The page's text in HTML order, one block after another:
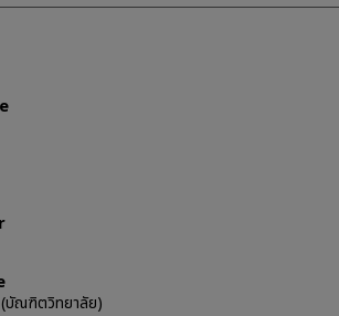
บัณฑิตวิทยาลัย)